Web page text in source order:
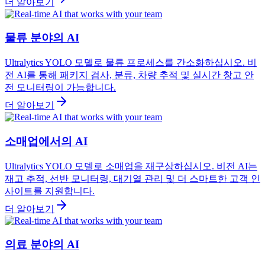
물류 분야의 AI
Ultralytics YOLO 모델로 물류 프로세스를 간소화하십시오. 비
전 AI를 통해 패키지 검사, 분류, 차량 추적 및 실시간 창고 안
전 모니터링이 가능합니다.
더 알아보기
소매업에서의 AI
Ultralytics YOLO 모델로 소매업을 재구상하십시오. 비전 AI는
재고 추적, 선반 모니터링, 대기열 관리 및 더 스마트한 고객 인
사이트를 지원합니다.
더 알아보기
의료 분야의 AI